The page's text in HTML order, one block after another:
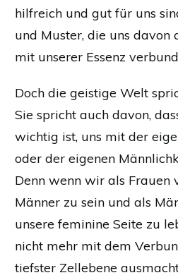
hilfreich und gut für uns
und Muster, die uns davon
mit unserer Essenz
Doch die geistige Welt
Sie spricht auch davon,
wichtig ist, uns mit der
oder der eigenen
Denn wenn wir als Frauen
Männer zu sein und als
unsere feminine Seite zu
nicht mehr mit dem
tiefster Zellebene